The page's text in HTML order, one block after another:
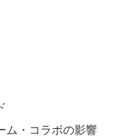
ム・コラボの影響